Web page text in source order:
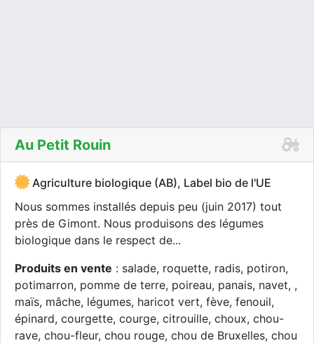
Au Petit Rouin
Agriculture biologique (AB), Label bio de l'UE
Nous sommes installés depuis peu (juin 2017) tout
près de Gimont. Nous produisons des légumes
biologique dans le respect de...
Produits en vente : salade, roquette, radis, potiron,
potimarron, pomme de terre, poireau, panais, navet, ,
maïs, mâche, légumes, haricot vert, fève, fenouil,
épinard, courgette, courge, citrouille, choux, chou-
rave, chou-fleur, chou rouge, chou de Bruxelles, chou